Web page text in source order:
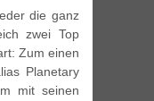
die ganz
zwei Top
Zum einen
Planetary
mit seinen